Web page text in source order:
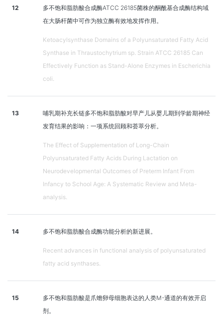
12
多不饱和脂肪酸合成酶ATCC 26185菌株的酮酰基合成酶结构域
在大肠杆菌中可作为独立酶有效地发挥作用。
Ketoacylsynthase Domains of a Polyunsaturated Fatty Acid
Synthase in Thraustochytrium sp. Strain ATCC 26185 Can
Effectively Function as Stand-Alone Enzymes in Escherichia
coli.
13
哺乳期补充长链多不饱和脂肪酸对早产儿从婴儿期到学龄期神经
发育结果的影响：一项系统回顾和荟萃分析。
The Effect of Supplementation of Long-Chain
Polyunsaturated Fatty Acids During Lactation on
Neurodevelopmental Outcomes of Preterm Infant From
Infancy to School Age: A Systematic Review and Meta-
analysis.
14 多不饱和脂肪酸合成酶功能分析的新进展。
Recent advances in functional analysis of polyunsaturated
fatty acid synthases.
15
多不饱和脂肪酸是爪蟾卵母细胞表达的人类M-通道的有效开启
剂。